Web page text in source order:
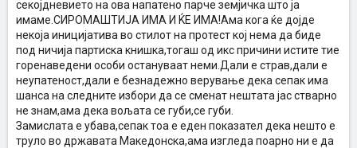
секојдневието на ова напатено парче земјичка што ја
имаме.СИРОМАШТИЈА ИМА И ЌЕ ИМА!Ама кога ќе дојде
некоја иницијатива во стилот на протест кој нема да биде
под ничија партиска книшка,тогаш од икс причини истите тие
горенаведени особи остануваат неми.Дали е страв,дали е
неупатеност,дали е безнадежно верување дека сепак има
шанса на следните избори да се сменат нештата јас стварно
не знам,ама дека вољата се губи,се губи.
Замислата е убава,сепак тоа е еден показател дека нешто е
труло во државата Македонска,ама изгледа поарно ни е да